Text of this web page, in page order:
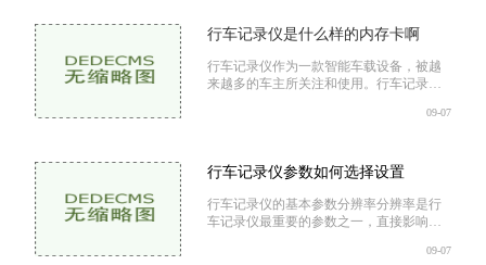
行车记录仪是什么样的内存卡啊
行车记录仪作为一款智能车载设备，被越
来越多的车主所关注和使用。行车记录仪
这些数据保存在内置的内存卡中。事实09-07
行车记录仪参数如何选择设置
行车记录仪的基本参数分辨率分辨率是行
车记录仪最重要的参数之一，直接影响到
有720P、1080P、1440P和4K。分辨率越09-07